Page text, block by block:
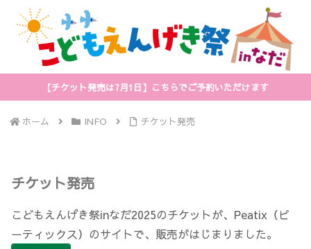
【チケット発売は7月1日】こちらでご予約いただけます
ホーム INFO チケット発売
チケット発売
こどもえんげき祭inなだ2025のチケットが、Peatix（ピ
ーティックス）のサイトで、販売がはじまりました。